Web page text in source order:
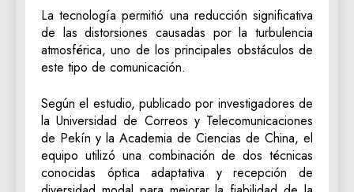
La tecnología permitió una reducción significativa
de las distorsiones causadas por la turbulencia
atmosférica, uno de los principales obstáculos de
este tipo de comunicación.
Según el estudio, publicado por investigadores de
la Universidad de Correos y Telecomunicaciones
de Pekín y la Academia de Ciencias de China, el
equipo utilizó una combinación de dos técnicas
conocidas óptica adaptativa y recepción de